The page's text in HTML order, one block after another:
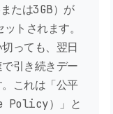
たは3GB）が
トされます。
っても、翌日
引き続きデー
これは「公平
Policy）」と